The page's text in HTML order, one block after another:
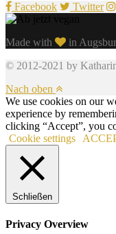
Facebook Twitter
Made with
in
© 2012-2021 by
Nach oben
We use cookies on our
experience by
clicking “Accept”, you
Cookie settings
Schließen
Privacy Overview